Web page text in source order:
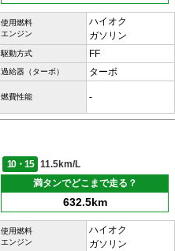
使用燃料
エンジン
ハイオク
ガソリン
駆動方式 FF
過給器（ターボ） ターボ
燃費性能 -
10・15
11.5km/L
満タンでどこまで走る？
632.5km
使用燃料
エンジン
ハイオク
ガソリン